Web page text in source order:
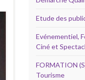
Etude des
Evénementiel,
Ciné et
FORMATION
Tourisme